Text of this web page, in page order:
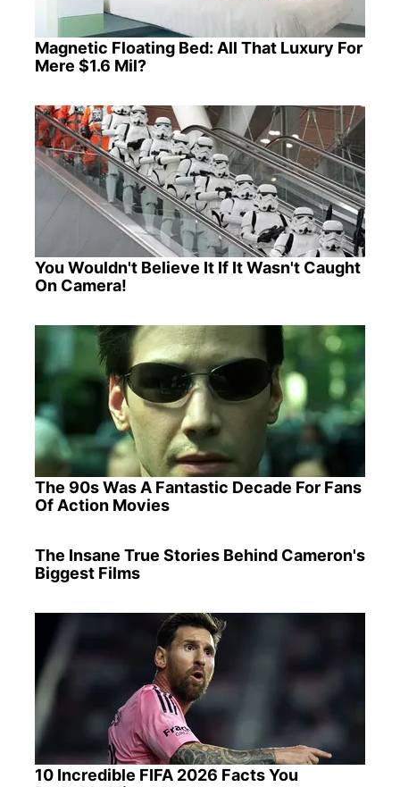
Magnetic Floating Bed: All That Luxury For
Mere $1.6 Mil?
You Wouldn't Believe It If It Wasn't Caught
On Camera!
The 90s Was A Fantastic Decade For Fans
Of Action Movies
The Insane True Stories Behind Cameron's
Biggest Films
10 Incredible FIFA 2026 Facts You